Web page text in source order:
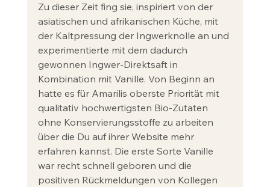
Zu dieser Zeit fing sie, inspiriert von der
asiatischen und afrikanischen Küche, mit
der Kaltpressung der Ingwerknolle an und
experimentierte mit dem dadurch
gewonnen Ingwer-Direktsaft in
Kombination mit Vanille. Von Beginn an
hatte es für Amarilis oberste Priorität mit
qualitativ hochwertigsten Bio-Zutaten
ohne Konservierungsstoffe zu arbeiten
über die Du auf ihrer Website mehr
erfahren kannst. Die erste Sorte Vanille
war recht schnell geboren und die
positiven Rückmeldungen von Kollegen